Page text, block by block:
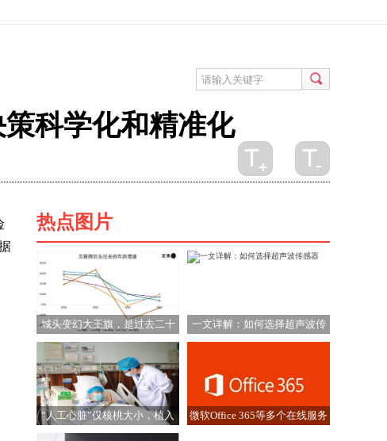
科学化和精准化
热点图片
城头变幻大王旗，是过去二十
年互联网行业的常态
一文详解：如何选择超声波传
感器
“人工心脏”仅核桃大小，植入
男子心尖后重获新生
微软Office 365等多个在线服务